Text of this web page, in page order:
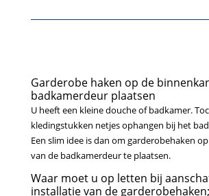
Garderobe haken op de
badkamerdeur plaatsen
U heeft een kleine douche of badkamer.
kledingstukken netjes ophangen bij het
Een slim idee is dan om garderobehaken
van de badkamerdeur te plaatsen.
Waar moet u op letten bij
installatie van de garderobehaken;